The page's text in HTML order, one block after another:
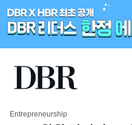
Entrepreneurship